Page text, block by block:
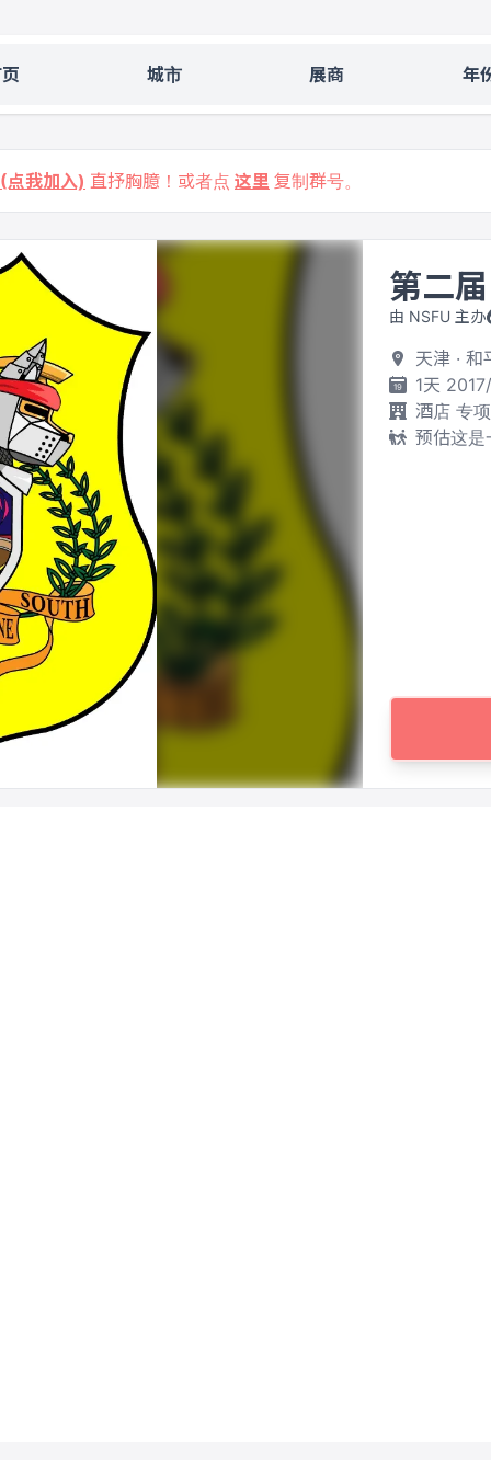
城市 展商 年
我加入) 直抒胸臆！或者点 这里 复制群号。
第二届
由 NSFU 主办
天津 ·
1天
酒店 专
预估这